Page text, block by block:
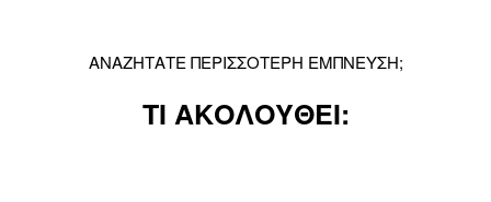
ΑΝΑΖΗΤΑΤΕ ΠΕΡΙΣΣΟΤΕΡΗ ΕΜΠΝΕΥΣΗ;
ΤΙ ΑΚΟΛΟΥΘΕΙ: